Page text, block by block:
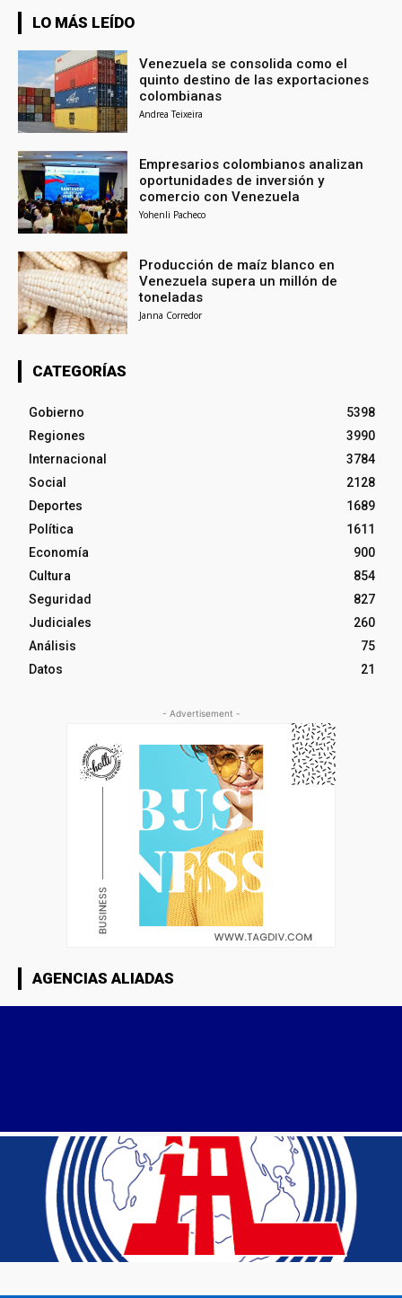
LO MÁS LEÍDO
Venezuela se consolida como el
quinto destino de las exportaciones
colombianas
Andrea Teixeira
Empresarios colombianos analizan
oportunidades de inversión y
comercio con Venezuela
Yohenli Pacheco
Producción de maíz blanco en
Venezuela supera un millón de
toneladas
Janna Corredor
CATEGORÍAS
Gobierno
5398
Regiones
3990
Internacional
3784
Social
2128
Deportes
1689
Política
1611
Economía
900
Cultura
854
Seguridad
827
Judiciales
260
Análisis
75
Datos
21
- Advertisement -
AGENCIAS ALIADAS